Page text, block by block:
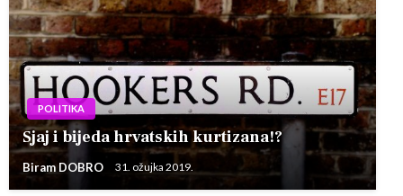
POLITIKA
Sjaj i bijeda hrvatskih kurtizana!?
Biram DOBRO 31. ožujka 2019.